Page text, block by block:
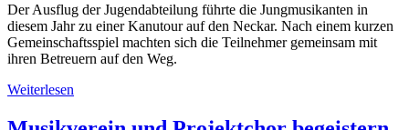
Der Ausflug der Jugendabteilung führte die Jungmusikanten in
diesem Jahr zu einer Kanutour auf den Neckar. Nach einem kurzen
Gemeinschaftsspiel machten sich die Teilnehmer gemeinsam mit
ihren Betreuern auf den Weg.
Weiterlesen